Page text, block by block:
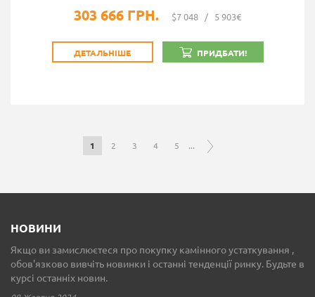
303 666 ГРН. $7 048 / 5 903€
ДЕТАЛЬНІШЕ ПРИДБАТИ!
1 2 3 4 5 ...
НОВИНИ
Якщо ви замислюєтеся про покупку камінного устаткування ,
обов'язково вивчіть новинки і останні тенденції ринку. Будьте в
курсі останніх новин.